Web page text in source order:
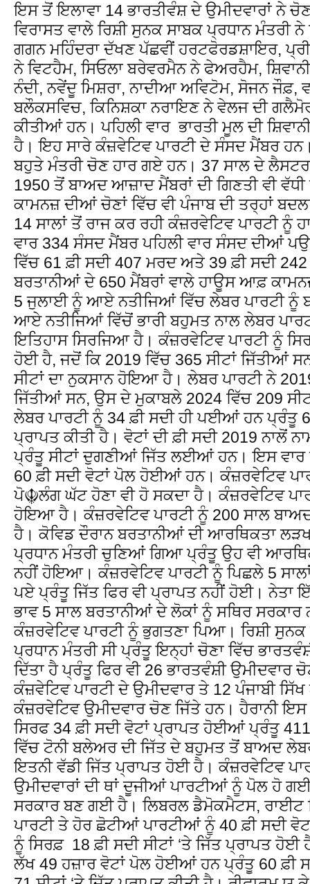
ਇਸ ਤੋਂ ਇਲਾਵਾ 14 ਭਾਰਤੀਵੰਸ਼ ਦੇ ਉਮੀਦਵਾਰਾਂ ਨੇ ਚੋਣ
ਵਿਰਾਸਤ ਵਾਲੇ ਰਿਸ਼ੀ ਸੁਨਕ ਸਾਬਕ ਪ੍ਰਧਾਨ
ਗਗਨ ਮਹਿੰਦਰਾ ਦੱਖਣ ਪੱਛਵੀਂ ਹਰਟਫੋਰਡਸ਼ਾਇਰ,
ਨੇ ਵਿਟਹੈਮ, ਸਿਓਲਾ ਬਰੇਵਰਮੈਨ ਨੇ ਫੇਅਰਹੈਮ,
ਨੰਦੀ, ਨਵੇਂਦੂ ਮਿਸ਼ਰਾ, ਨਾਦੀਆ ਅਵਿਟੋਮ, ਸੋਜਨ ਜੌਫ਼,
ਬਲੌਕਸਵਿਚ, ਕਿਨਿਸ਼ਕਾ ਨਰਾਇਣ ਨੇ ਵੇਲਜ ਦੀ
ਕੀਤੀਆਂ ਹਨ। ਪਹਿਲੀ ਵਾਰ ਭਾਰਤੀ ਮੂਲ ਦੀ
ਹੈ। ਇਹ ਸਾਰੇ ਕੰਜ਼ਵੇਟਿਵ ਪਾਰਟੀ ਦੇ ਸੰਸਦ ਮੈਂਬਰ
ਬਹੁਤੇ ਮੰਤਰੀ ਚੋਣ ਹਾਰ ਗਏ ਹਨ। 37 ਸਾਲ ਦੇ
1950 ਤੋਂ ਬਾਅਦ ਆਜ਼ਾਦ ਮੈਂਬਰਾਂ ਦੀ ਗਿਣਤੀ ਵੀ
ਕਾਮਨਜ਼ ਦੀਆਂ ਚੋਣਾਂ ਵਿੱਚ ਵੀ ਪੰਜਾਬ ਦੀ ਤਰ੍ਹਾਂ
14 ਸਾਲਾਂ ਤੋਂ ਰਾਜ ਕਰ ਰਹੀ ਕੰਜ਼ਰਵੇਟਿਵ ਪਾਰਟੀ ਨੂੰ
ਵਾਰ 334 ਸੰਸਦ ਮੈਂਬਰ ਪਹਿਲੀ ਵਾਰ ਸੰਸਦ ਦੀਆਂ
ਵਿੱਚ 61 ਫ਼ੀ ਸਦੀ 407 ਮਰਦ ਅਤੇ 39 ਫ਼ੀ ਸਦੀ
ਬਰਤਾਨੀਆਂ ਦੇ 650 ਮੈਂਬਰਾਂ ਵਾਲੇ ਹਾਊਸ ਆਫ਼
5 ਜੁਲਾਈ ਨੂੰ ਆਏ ਨਤੀਜਿਆਂ ਵਿੱਚ ਲੇਬਰ ਪਾਰਟੀ
ਆਏ ਨਤੀਜਿਆਂ ਵਿੱਚੋਂ ਭਾਰੀ ਬਹੁਮਤ ਨਾਲ ਲੇਬਰ
ਇਤਿਹਾਸ ਸਿਰਜਿਆ ਹੈ। ਕੰਜ਼ਰਵੇਟਿਵ ਪਾਰਟੀ ਨੂੰ
ਹੋਈ ਹੈ, ਜਦੋਂ ਕਿ 2019 ਵਿੱਚ 365 ਸੀਟਾਂ ਜਿੱਤੀਆਂ
ਸੀਟਾਂ ਦਾ ਨੁਕਸਾਨ ਹੋਇਆ ਹੈ। ਲੇਬਰ ਪਾਰਟੀ ਨੇ
ਜਿੱਤੀਆਂ ਸਨ, ਉਸ ਦੇ ਮੁਕਾਬਲੇ 2024 ਵਿੱਚ 209
ਲੇਬਰ ਪਾਰਟੀ ਨੂੰ 34 ਫ਼ੀ ਸਦੀ ਹੀ ਪਈਆਂ ਹਨ ਪ੍ਰੰਤੂ
ਪ੍ਰਾਪਤ ਕੀਤੀ ਹੈ। ਵੋਟਾਂ ਦੀ ਫ਼ੀ ਸਦੀ 2019 ਨਾਲੋਂ
ਪ੍ਰੰਤੂ ਸੀਟਾਂ ਦੁਗਣੀਆਂ ਜਿੱਤ ਲਈਆਂ ਹਨ। ਇਸ ਵਾਰ
60 ਫ਼ੀ ਸਦੀ ਵੋਟਾਂ ਪੋਲ ਹੋਈਆਂ ਹਨ। ਕੰਜ਼ਰਵੇਟਿਵ
ਪੋ☬ਲੰਗ ਘੱਟ ਹੋਣਾ ਵੀ ਹੋ ਸਕਦਾ ਹੈ। ਕੰਜ਼ਰਵੇਟਿਵ
ਹੋਇਆ ਹੈ। ਕੰਜ਼ਰਵੇਟਿਵ ਪਾਰਟੀ ਨੂੰ 200 ਸਾਲ
ਹੈ। ਕੋਵਿਡ ਦੌਰਾਨ ਬਰਤਾਨੀਆਂ ਦੀ ਆਰਥਿਕਤਾ
ਪ੍ਰਧਾਨ ਮੰਤਰੀ ਚੁਣਿਆਂ ਗਿਆ ਪ੍ਰੰਤੂ ਉਹ ਵੀ
ਨਹੀਂ ਹੋਇਆ। ਕੰਜ਼ਰਵੇਟਿਵ ਪਾਰਟੀ ਨੂੰ ਪਿਛਲੇ 5
ਪਏ ਪ੍ਰੰਤੂ ਜਿੱਤ ਫਿਰ ਵੀ ਪ੍ਰਾਪਤ ਨਹੀਂ ਹੋਈ। ਨੇਤਾ
ਭਾਵ 5 ਸਾਲ ਬਰਤਾਨੀਆਂ ਦੇ ਲੋਕਾਂ ਨੂੰ ਸਥਿਰ ਸਰਕਾਰ
ਕੰਜ਼ਰਵੇਟਿਵ ਪਾਰਟੀ ਨੂੰ ਭੁਗਤਣਾ ਪਿਆ। ਰਿਸ਼ੀ ਸੁਨਕ
ਪ੍ਰਧਾਨ ਮੰਤਰੀ ਸੀ ਪ੍ਰੰਤੂ ਇਨ੍ਹਾਂ ਚੋਣਾ ਵਿੱਚ
ਦਿੱਤਾ ਹੈ ਪ੍ਰੰਤੂ ਫਿਰ ਵੀ 26 ਭਾਰਤਵੰਸ਼ੀ ਉਮੀਦਵਾਰ
ਕੰਜ਼ਵੇਟਿਵ ਪਾਰਟੀ ਦੇ ਉਮੀਦਵਾਰ ਤੇ 12 ਪੰਜਾਬੀ
ਕੰਜ਼ਰਵੇਟਿਵ ਉਮੀਦਵਾਰ ਚੋਣ ਜਿੱਤੇ ਹਨ। ਹੈਰਾਨੀ
ਸਿਰਫ 34 ਫ਼ੀ ਸਦੀ ਵੋਟਾਂ ਪ੍ਰਾਪਤ ਹੋਈਆਂ ਪ੍ਰੰਤੂ
ਵਿੱਚ ਟੋਨੀ ਬਲੇਅਰ ਦੀ ਜਿੱਤ ਦੇ ਬਹੁਮਤ ਤੋਂ ਬਾਅਦ
ਇਤਨੀ ਵੱਡੀ ਜਿੱਤ ਪ੍ਰਾਪਤ ਹੋਈ ਹੈ। ਕੰਜ਼ਰਵੇਟਿਵ
ਉਮੀਦਵਾਰਾਂ ਦੀ ਥਾਂ ਦੂਜੀਆਂ ਪਾਰਟੀਆਂ ਨੂੰ ਪੋਲ ਹੋ
ਸਰਕਾਰ ਬਣ ਗਈ ਹੈ। ਲਿਬਰਲ ਡੈਮੋਕਮੈਟਸ, ਰਾਈਟ
ਪਾਰਟੀ ਤੇ ਹੋਰ ਛੋਟੀਆਂ ਪਾਰਟੀਆਂ ਨੂੰ 40 ਫ਼ੀ ਸਦੀ
ਨੂੰ ਸਿਰਫ਼ 18 ਫ਼ੀ ਸਦੀ ਸੀਟਾਂ ‘ਤੇ ਜਿੱਤ ਪ੍ਰਾਪਤ
ਲੱਖ 49 ਹਜ਼ਾਰ ਵੋਟਾਂ ਪੋਲ ਹੋਈਆਂ ਹਨ ਪ੍ਰੰਤੂ 60 ਫ਼ੀ